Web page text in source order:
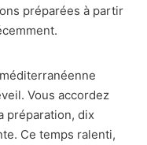
préparées à partir
Vous accordez
préparation, dix
Ce temps ralenti,